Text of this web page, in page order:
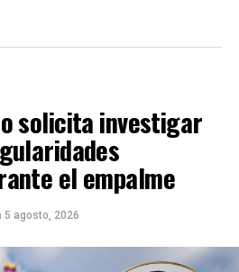
solicita investigar
el empalme
5 agosto, 2026